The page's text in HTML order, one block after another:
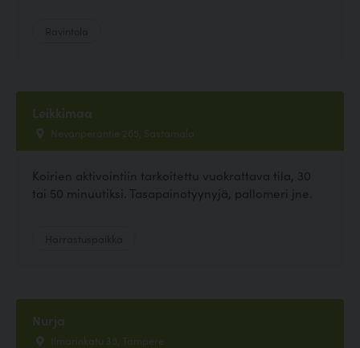
Leikkimaa
Nevanperäntie 265, Sastamala
Koirien aktivointiin tarkoitettu vuokrattava tila, 30
tai 50 minuutiksi. Tasapainotyynyjä, pallomeri jne.
Nurja
Ilmarinkatu 35, Tampere